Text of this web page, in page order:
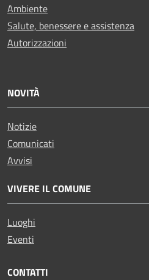
Ambiente
Salute, benessere e assistenza
Autorizzazioni
NOVITÀ
Notizie
Comunicati
Avvisi
VIVERE IL COMUNE
Luoghi
Eventi
CONTATTI